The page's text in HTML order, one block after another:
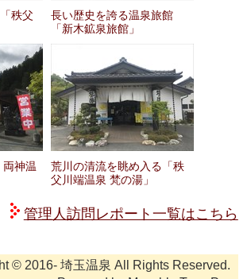
秩父
長い歴史を誇る温泉旅館
「新木鉱泉旅館」
両神温
荒川の清流を眺め入る「秩
父川端温泉 梵の湯」
管理人訪問レポート一覧はこちら
© 2016- 埼玉温泉 All Rights Reserved.